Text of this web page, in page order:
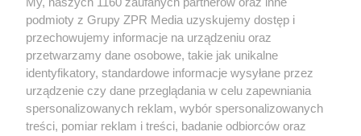
rozpowszechniany lub dalej rozpowszechniany w jakikolwiek sposób (w
tym także elektroniczny lub mechaniczny) na jakimkolwiek polu
eksploatacji w jakiejkolwiek formie, włącznie z umieszczaniem w
Internecie bez pisemnej zgody właściciela praw. Jakiekolwiek użycie lub
wykorzystanie utworów w całości lub w części z naruszeniem prawa, tzn.
bez właściwej zgody, jest zabronione pod groźbą kary i może być ścigane
prawnie.
podmioty z Grupy ZPR Media uzyskujemy dostęp i
przechowujemy informacje na urządzeniu oraz
przetwarzamy dane osobowe, takie jak unikalne
identyfikatory, standardowe informacje wysyłane przez
urządzenie czy dane przeglądania w celu zapewniania
spersonalizowanych reklam, wybór spersonalizowanych
treści, pomiar reklam i treści, badanie odbiorców oraz